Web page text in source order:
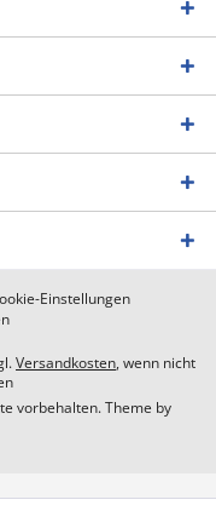
Einstellungen
Versandkosten, wenn nicht
vorbehalten. Theme by